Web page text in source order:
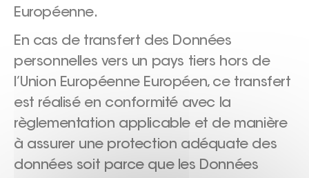
Européenne.
En cas de transfert des Données
personnelles vers un pays tiers hors de
l’Union Européenne Européen, ce transfert
est réalisé en conformité avec la
règlementation applicable et de manière
à assurer une protection adéquate des
données soit parce que les Données